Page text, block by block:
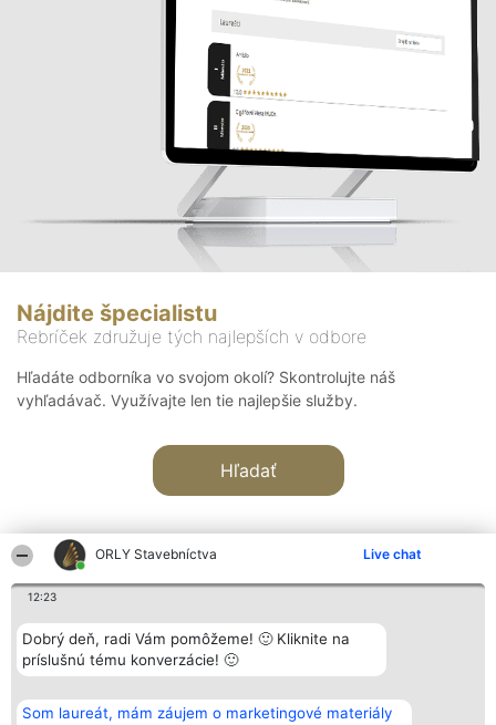
ORLY Stavebníctva Live chat
12:23
Dobrý deň, radi Vám pomôžeme! 🙂 Kliknite na
príslušnú tému konverzácie! 🙂
Som laureát, mám záujem o marketingové materiály
Nájdite špecialistu
Rebríček združuje tých najlepších v odbore
Hľadáte odborníka vo svojom okolí? Skontrolujte náš
vyhľadávač. Využívajte len tie najlepšie služby.
Hľadať
Organizátor hodnotenia
Bright Side Solutions sp. z o.
o. sp. k.
Wrocław 50-079
KRS 0000749100 | Regon
Hodnotenie
Laureáti
Lista
Laureatów
Podmienky
Kontakt
Kontakt